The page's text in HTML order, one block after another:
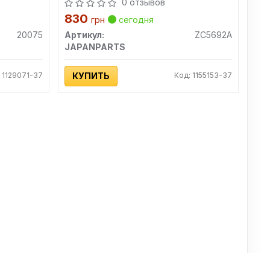
20075
37
0 отзывов
830грн
сегодня
Артикул:
ZC5692A
JAPANPARTS
КУПИТЬ Код: 1155153-37